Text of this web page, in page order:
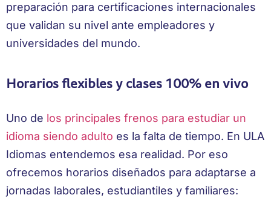
preparación para certificaciones internacionales
que validan su nivel ante empleadores y
universidades del mundo.
Horarios flexibles y clases 100% en vivo
Uno de los principales frenos para estudiar un
idioma siendo adulto es la falta de tiempo. En ULA
Idiomas entendemos esa realidad. Por eso
ofrecemos horarios diseñados para adaptarse a
jornadas laborales, estudiantiles y familiares: